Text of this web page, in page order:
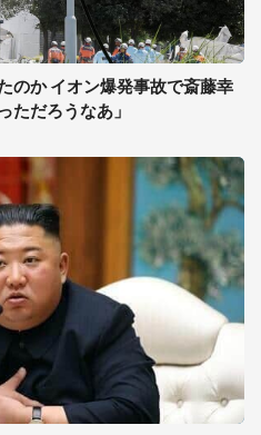
のか イオン爆発事故で斎藤幸
ただろうなあ」